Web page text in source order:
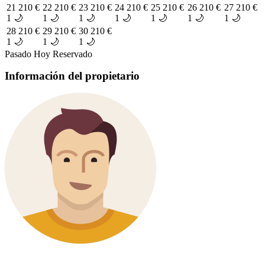
21 210 €
1 🌙
22 210 €
1 🌙
23 210 €
1 🌙
24 210 €
1 🌙
25 210 €
1 🌙
26 210 €
1 🌙
27 210 €
1 🌙
28 210 €
1 🌙
29 210 €
1 🌙
30 210 €
1 🌙
Pasado Hoy Reservado
Información del propietario